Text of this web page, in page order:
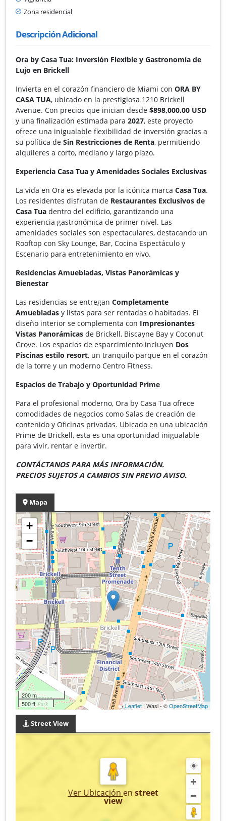
Zona residencial
Descripción Adicional
Ora by Casa Tua: Inversión Flexible y Gastronomía de
Lujo en Brickell
Invierta en el corazón financiero de Miami con ORA BY
CASA TUA, ubicado en la prestigiosa 1210 Brickell
Avenue. Con precios que inician desde $898,000.00 USD
y una finalización estimada para 2027, este proyecto
ofrece una inigualable flexibilidad de inversión gracias a
su política de Sin Restricciones de Renta, permitiendo
alquileres a corto, mediano y largo plazo.
Experiencia Casa Tua y Amenidades Sociales Exclusivas
La vida en Ora es elevada por la icónica marca Casa Tua.
Los residentes disfrutan de Restaurantes Exclusivos de
Casa Tua dentro del edificio, garantizando una
experiencia gastronómica de primer nivel. Las
amenidades sociales son espectaculares, destacando un
Rooftop con Sky Lounge, Bar, Cocina Espectáculo y
Escenario para entretenimiento en vivo.
Residencias Amuebladas, Vistas Panorámicas y
Bienestar
Las residencias se entregan Completamente
Amuebladas y listas para ser rentadas o habitadas. El
diseño interior se complementa con Impresionantes
Vistas Panorámicas de Brickell, Biscayne Bay y Coconut
Grove. Los espacios de esparcimiento incluyen Dos
Piscinas estilo resort, un tranquilo parque en el corazón
de la torre y un moderno Centro Fitness.
Espacios de Trabajo y Oportunidad Prime
Para el profesional moderno, Ora by Casa Tua ofrece
comodidades de negocios como Salas de creación de
contenido y Oficinas privadas. Ubicado en una ubicación
Prime de Brickell, esta es una oportunidad inigualable
para vivir, rentar e invertir.
CONTÁCTANOS PARA MÁS INFORMACIÓN.
PRECIOS SUJETOS A CAMBIOS SIN PREVIO AVISO.
Mapa
+
−
200 m
500 ft
Leaflet | Wasi - ©OpenStreetMap
Street View
Ver Ubicación en street
view